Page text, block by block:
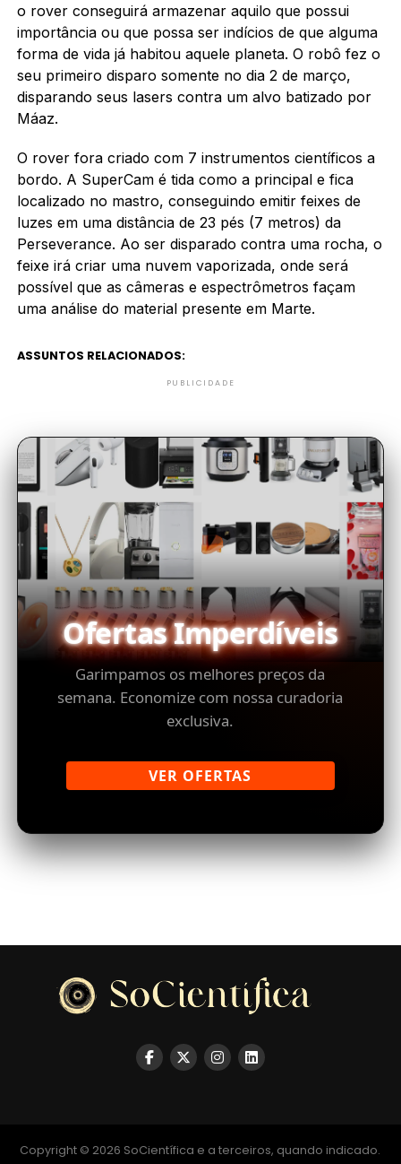
o rover conseguirá armazenar aquilo que possui
importância ou que possa ser indícios de que alguma
forma de vida já habitou aquele planeta. O robô fez o
seu primeiro disparo somente no dia 2 de março,
disparando seus lasers contra um alvo batizado por
Máaz.
O rover fora criado com 7 instrumentos científicos a
bordo. A SuperCam é tida como a principal e fica
localizado no mastro, conseguindo emitir feixes de
luzes em uma distância de 23 pés (7 metros) da
Perseverance. Ao ser disparado contra uma rocha, o
feixe irá criar uma nuvem vaporizada, onde será
possível que as câmeras e espectrômetros façam
uma análise do material presente em Marte.
ASSUNTOS RELACIONADOS:
PUBLICIDADE
Ofertas Imperdíveis
Garimpamos os melhores preços da
semana. Economize com nossa curadoria
exclusiva.
VER OFERTAS
Copyright © 2026 SoCientífica e a terceiros, quando indicado.